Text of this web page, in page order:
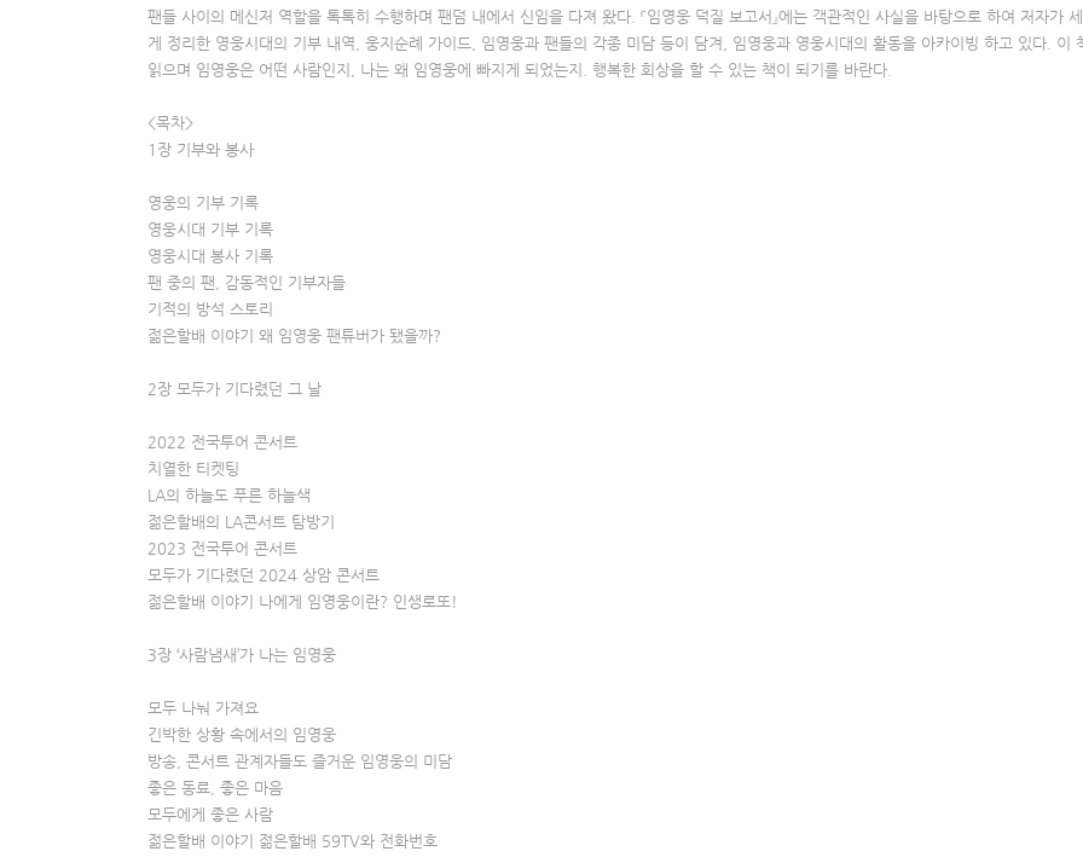
팬들 사이의 메신저 역할을 톡톡히 수행하며 팬덤 내에서 신임을 다져 왔다. 『임영웅 덕질 보고서』에는 객관적인 사실을 바탕으로 하여 저자가
게 정리한 영웅시대의 기부 내역, 웅지순례 가이드, 임영웅과 팬들의 각종 미담 등이 담겨, 임영웅과 영웅시대의 활동을 아카이빙 하고 있다. 이
읽으며 임영웅은 어떤 사람인지, 나는 왜 임영웅에 빠지게 되었는지. 행복한 회상을 할 수 있는 책이 되기를 바란다.
<목차>
1장 기부와 봉사
영웅의 기부 기록
영웅시대 기부 기록
영웅시대 봉사 기록
팬 중의 팬, 감동적인 기부자들
기적의 방석 스토리
젊은할배 이야기 왜 임영웅 팬튜버가 됐을까?
2장 모두가 기다렸던 그 날
2022 전국투어 콘서트
치열한 티켓팅
LA의 하늘도 푸른 하늘색
젊은할배의 LA콘서트 탐방기
2023 전국투어 콘서트
모두가 기다렸던 2024 상암 콘서트
젊은할배 이야기 나에게 임영웅이란? 인생로또!
3장 ‘사람냄새’가 나는 임영웅
모두 나눠 가져요
긴박한 상황 속에서의 임영웅
방송, 콘서트 관계자들도 즐거운 임영웅의 미담
좋은 동료, 좋은 마음
모두에게 좋은 사람
젊은할배 이야기 젊은할배 59TV와 전화번호